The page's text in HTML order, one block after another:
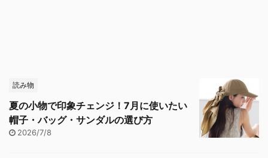
読み物
夏の小物で印象チェンジ！7月に使いたい
帽子・バッグ・サンダルの選び方
2026/7/8